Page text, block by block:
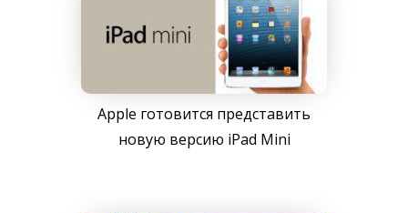
Apple готовится представить
новую версию iPad Mini